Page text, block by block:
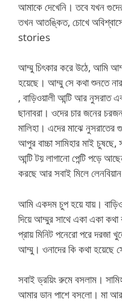
আমাকে দেখেনি। তবে যখন
তখন আতঙ্কিত, চোখে
stories
আম্মু চিৎকার করে উঠে, আমি
হয়েছে। আম্মু সে কথা শুনতে
, বাড়িওয়ালী আন্টি আর নুসরাত
ছানাবরা। ওদের চার জনের
মালিহা। এদের মাঝে নুসরাতের
আপুর বাচ্চা সামিহার মাই চুষছে,
আন্টি টয় লাগানো পেন্টি পড়ে
করছে আর সবাই মিলে
আমি একদম চুপ হয়ে যায়।
দিয়ে আম্মুর সাথে একা একা কথা
প্রায় মিনিট পনেরো পরে দরজা
আম্মু। ওনাদের কি কথা হয়েছে
সবাই ড্রয়িং রুমে বসলাম।
আমার ডান পাশে বসলো। মা